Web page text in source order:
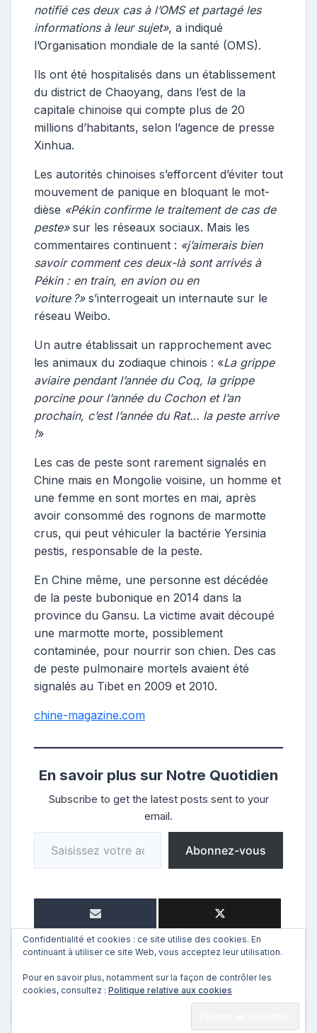
notifié ces deux cas à l’OMS et partagé les
informations à leur sujet», a indiqué
l’Organisation mondiale de la santé (OMS).
Ils ont été hospitalisés dans un établissement
du district de Chaoyang, dans l’est de la
capitale chinoise qui compte plus de 20
millions d’habitants, selon l’agence de presse
Xinhua.
Les autorités chinoises s’efforcent d’éviter tout
mouvement de panique en bloquant le mot-
dièse «Pékin confirme le traitement de cas de
peste»sur les réseaux sociaux. Mais les
commentaires continuent : «j’aimerais bien
savoir comment ces deux-là sont arrivés à
Pékin : en train, en avion ou en
voiture ?» s’interrogeait un internaute sur le
réseau Weibo.
Un autre établissait un rapprochement avec
les animaux du zodiaque chinois : «La grippe
aviaire pendant l’année du Coq, la grippe
porcine pour l’année du Cochon et l’an
prochain, c’est l’année du Rat… la peste arrive
!»
Les cas de peste sont rarement signalés en
Chine mais en Mongolie voisine, un homme et
une femme en sont mortes en mai, après
avoir consommé des rognons de marmotte
crus, qui peut véhiculer la bactérie Yersinia
pestis, responsable de la peste.
En Chine même, une personne est décédée
de la peste bubonique en 2014 dans la
province du Gansu. La victime avait découpé
une marmotte morte, possiblement
contaminée, pour nourrir son chien. Des cas
de peste pulmonaire mortels avaient été
signalés au Tibet en 2009 et 2010.
chine-magazine.com
En savoir plus sur Notre Quotidien
Subscribe to get the latest posts sent to your
email.
Saisissez votre adresse e-mail…
Abonnez-vous
Confidentialité et cookies : ce site utilise des cookies. En
continuant à utiliser ce site Web, vous acceptez leur utilisation.
Pour en savoir plus, notamment sur la façon de contrôler les
cookies, consultez : Politique relative aux cookies